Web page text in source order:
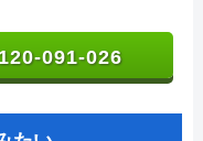
091-026